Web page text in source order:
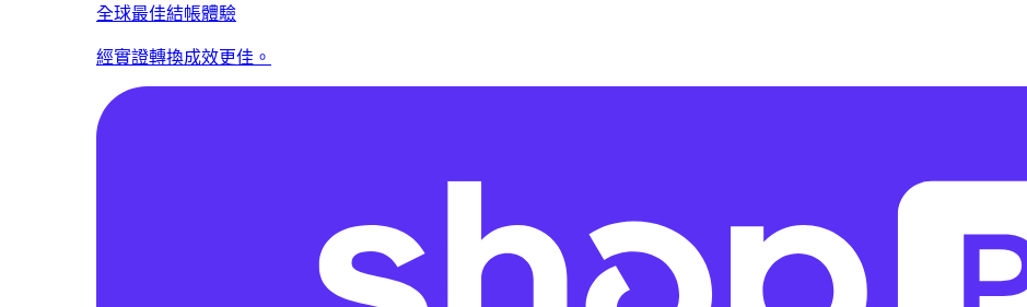
全球最佳結帳體驗
經實證轉換成效更佳。